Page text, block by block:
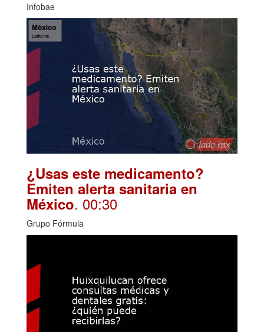
Infobae
¿Usas este medicamento?
Emiten alerta sanitaria en
México. 00:30
Grupo Fórmula